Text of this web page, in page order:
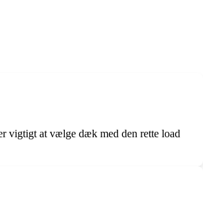
vigtigt at vælge dæk med den rette load